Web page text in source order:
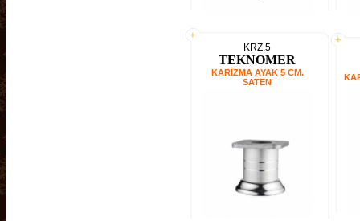
KRZ.5
TEKNOMER
KARİZMA AYAK 5 CM.
SATEN